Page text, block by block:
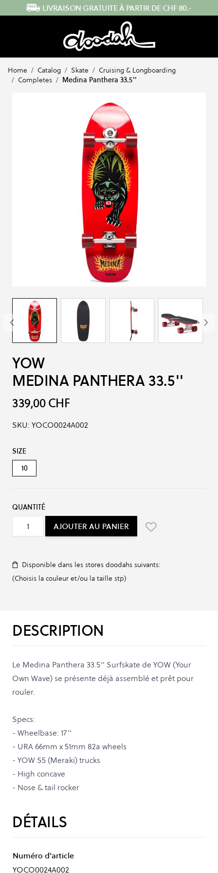
Skip to Content ENVOI RAPIDE DEPUIS LA SUISSE
Home / Catalog / Skate / Cruising & Longboarding
/ Completes / Medina Panthera 33.5''
YOW
MEDINA PANTHERA 33.5''
339,00 CHF
SKU: YOCO0024A002
Options du produit :
SIZE
10
QUANTITÉ
AJOUTER AU PANIER
Disponible dans les stores doodahs suivants:
(Choisis la couleur et/ou la taille stp)
DESCRIPTION
Le Medina Panthera 33.5'' Surfskate de YOW (Your
Own Wave) se présente déjà assemblé et prêt pour
rouler.
Specs:
- Wheelbase: 17''
- URA 66mm x 51mm 82a wheels
- YOW S5 (Meraki) trucks
- High concave
- Nose & tail rocker
DÉTAILS
Numéro d'article
YOCO0024A002